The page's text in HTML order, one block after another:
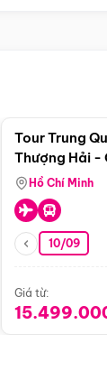
Tour Trung
Thượng Hải -
(Tour Không
Hồ Chí Minh
10/09
Giá từ: